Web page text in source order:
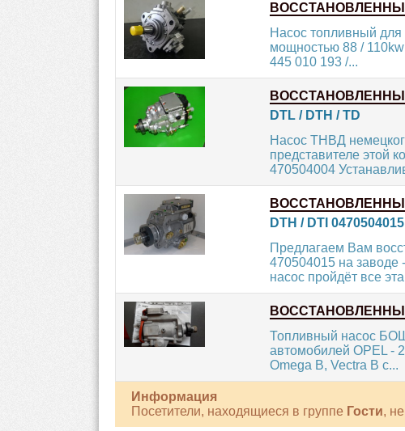
Насос топливный для
мощностью 88 /
445 010 193 /...
DTL / DTH / TD
Насос ТНВД
представителе этой
470504004
DTH / DTI 0470504015
Предлагаем Вам
470504015 на
насос пройдёт все
Топливный насос
автомобилей OPEL -
Omega B, Vectra B с...
Информация
Посетители, находящиеся в группе Гости,